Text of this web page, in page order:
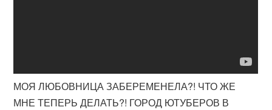
МОЯ ЛЮБОВНИЦА ЗАБЕРЕМЕНЕЛА?! ЧТО ЖЕ
МНЕ ТЕПЕРЬ ДЕЛАТЬ?! ГОРОД ЮТУБЕРОВ В